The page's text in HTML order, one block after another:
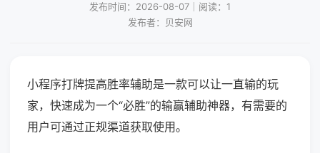
发布时间：2026-08-07｜阅读：1
发布者：贝安网
小程序打牌提高胜率辅助是一款可以让一直输的玩
家，快速成为一个“必胜”的输赢辅助神器，有需要的
用户可通过正规渠道获取使用。